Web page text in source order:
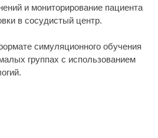
и мониторирование пациента
в сосудистый центр.
симуляционного обучения
группах с использованием